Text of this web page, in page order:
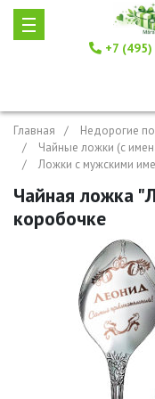
+7
Главная
Недорогие
Чайные ложки (с
Ложки с мужскими
Чайная ложка
коробочке